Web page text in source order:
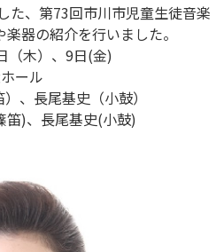
た、第73回市川市児童生徒音楽
器の紹介を行いました。
（木）、9日(金)
ール
、長尾基史（小鼓）
長尾基史(小鼓)